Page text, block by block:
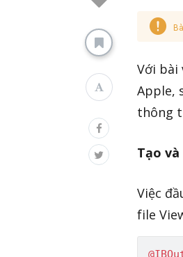
Với bài
Apple,
thông
Tạo
Việc
file